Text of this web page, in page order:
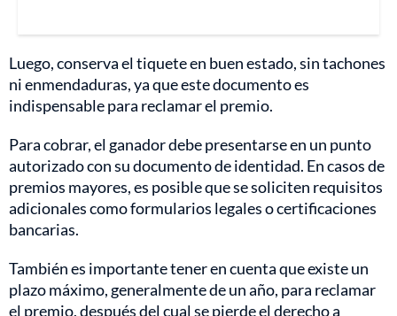
Luego, conserva el tiquete en buen estado, sin tachones
ni enmendaduras, ya que este documento es
indispensable para reclamar el premio.
Para cobrar, el ganador debe presentarse en un punto
autorizado con su documento de identidad. En casos de
premios mayores, es posible que se soliciten requisitos
adicionales como formularios legales o certificaciones
bancarias.
También es importante tener en cuenta que existe un
plazo máximo, generalmente de un año, para reclamar
el premio, después del cual se pierde el derecho a